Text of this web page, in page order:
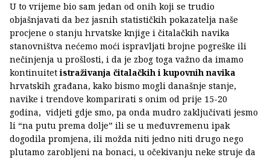
U to vrijeme bio sam jedan od onih koji se trudio
objašnjavati da bez jasnih statističkih pokazatelja naše
procjene o stanju hrvatske knjige i čitalačkih navika
stanovništva nećemo moći ispravljati brojne pogreške ili
nečinjenja u prošlosti, i da je zbog toga važno da imamo
kontinuitetistraživanja čitalačkih i kupovnih navika
hrvatskih građana, kako bismo mogli današnje stanje,
navike i trendove komparirati s onim od prije 15-20
godina, vidjeti gdje smo, pa onda mudro zaključivati jesmo
li “na putu prema dolje” ili se u međuvremenu ipak
dogodila promjena, ili možda niti jedno niti drugo nego
plutamo zarobljeni na bonaci, u očekivanju neke struje da